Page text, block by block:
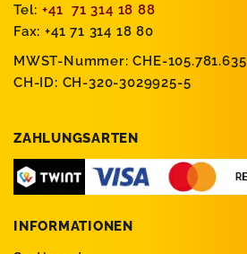
Tel: +41 71 314 18 88
Fax: +41 71 314 18 80
MWST-Nummer: CHE-105.781.635
CH-ID: CH-320-3029925-5
ZAHLUNGSARTEN
INFORMATIONEN